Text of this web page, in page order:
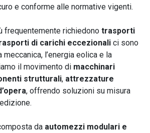
e conforme alle normative vigenti.
frequentemente richiedono trasporti
di carichi eccezionalici sono
meccanica, l’energia eolica e la
il movimento di macchinari
strutturali, attrezzature
, offrendo soluzioni su misura
da automezzi modulari e